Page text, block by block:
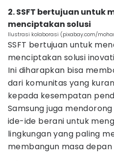
2. SSFT bertujuan untuk
menciptakan solusi
Ilustrasi kolaborasi (pixabay.com/
SSFT bertujuan untuk
menciptakan solusi
Ini diharapkan bisa
dari komunitas yang
kepada kesempatan
Samsung juga
ide-ide berani untuk
lingkungan yang paling
membangun masa